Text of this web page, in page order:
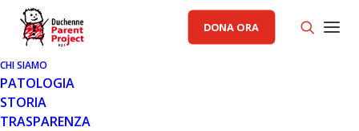
DONA ORA
CHI SIAMO
PATOLOGIA
STORIA
TRASPARENZA